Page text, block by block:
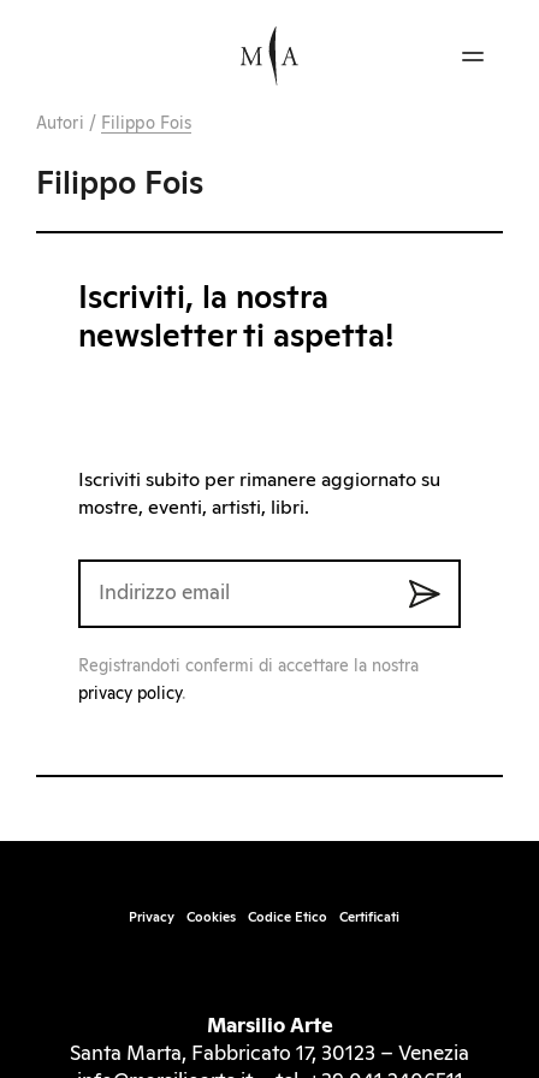
Autori / Filippo Fois
Filippo Fois
Iscriviti, la nostra
newsletter ti aspetta!
Iscriviti subito per rimanere aggiornato su
mostre, eventi, artisti, libri.
Registrandoti confermi di accettare la nostra
privacy policy.
Privacy Cookies Codice Etico Certificati
Marsilio Arte
Santa Marta, Fabbricato 17, 30123 – Venezia